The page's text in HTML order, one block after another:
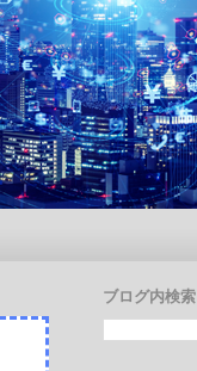
ブログ内検索